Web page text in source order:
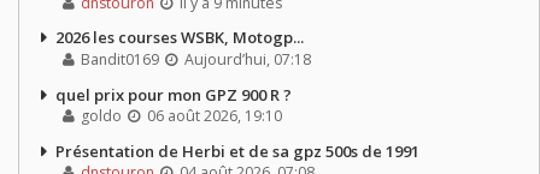
2026 les courses WSBK, Motogp...
Bandit0169 Aujourd’hui, 07:18
quel prix pour mon GPZ 900 R ?
goldo 06 août 2026, 19:10
Présentation de Herbi et de sa gpz 500s de 1991